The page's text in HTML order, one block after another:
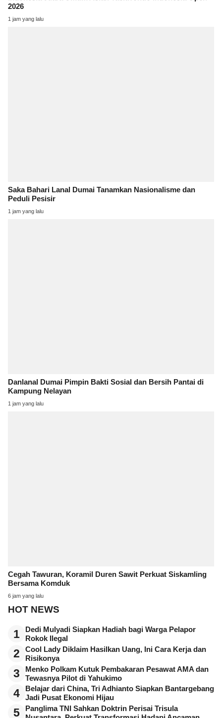
2026
1 jam yang lalu
Saka Bahari Lanal Dumai Tanamkan Nasionalisme dan
Peduli Pesisir
1 jam yang lalu
Danlanal Dumai Pimpin Bakti Sosial dan Bersih Pantai di
Kampung Nelayan
1 jam yang lalu
Cegah Tawuran, Koramil Duren Sawit Perkuat Siskamling
Bersama Komduk
6 jam yang lalu
HOT NEWS
1
Dedi Mulyadi Siapkan Hadiah bagi Warga Pelapor
Rokok Ilegal
2
Cool Lady Diklaim Hasilkan Uang, Ini Cara Kerja dan
Risikonya
3
Menko Polkam Kutuk Pembakaran Pesawat AMA dan
Tewasnya Pilot di Yahukimo
4
Belajar dari China, Tri Adhianto Siapkan Bantargebang
Jadi Pusat Ekonomi Hijau
5
Panglima TNI Sahkan Doktrin Perisai Trisula